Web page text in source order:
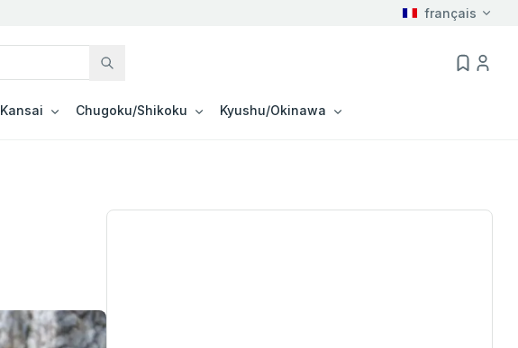
français
Kansai Chugoku/Shikoku Kyushu/Okinawa